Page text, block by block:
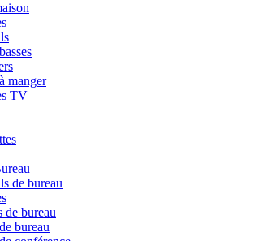
manger
TV
de bureau
de bureau
bureau